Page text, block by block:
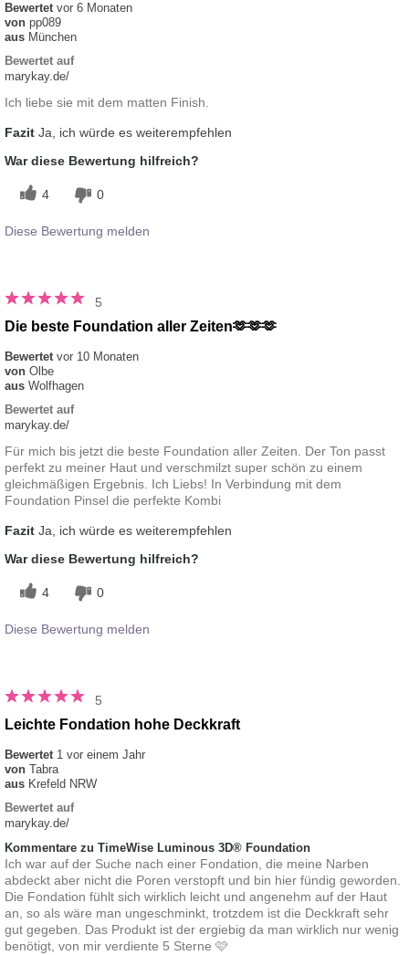
Bewertet vor 6 Monaten
von pp089
aus München
Bewertet auf
marykay.de/
Ich liebe sie mit dem matten Finish.
Fazit Ja, ich würde es weiterempfehlen
War diese Bewertung hilfreich?
4 0
Diese Bewertung melden
5
Die beste Foundation aller Zeiten🫶🫶🫶
Bewertet vor 10 Monaten
von Olbe
aus Wolfhagen
Bewertet auf
marykay.de/
Für mich bis jetzt die beste Foundation aller Zeiten. Der Ton passt
perfekt zu meiner Haut und verschmilzt super schön zu einem
gleichmäßigen Ergebnis. Ich Liebs! In Verbindung mit dem
Foundation Pinsel die perfekte Kombi
Fazit Ja, ich würde es weiterempfehlen
War diese Bewertung hilfreich?
4 0
Diese Bewertung melden
5
Leichte Fondation hohe Deckkraft
Bewertet 1 vor einem Jahr
von Tabra
aus Krefeld NRW
Bewertet auf
marykay.de/
Kommentare zu TimeWise Luminous 3D® Foundation
Ich war auf der Suche nach einer Fondation, die meine Narben
abdeckt aber nicht die Poren verstopft und bin hier fündig geworden.
Die Fondation fühlt sich wirklich leicht und angenehm auf der Haut
an, so als wäre man ungeschminkt, trotzdem ist die Deckkraft sehr
gut gegeben. Das Produkt ist der ergiebig da man wirklich nur wenig
benötigt, von mir verdiente 5 Sterne 🩷